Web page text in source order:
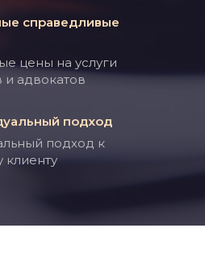
справедливые
цены на услуги
и адвокатов
подход
подход к
клиенту